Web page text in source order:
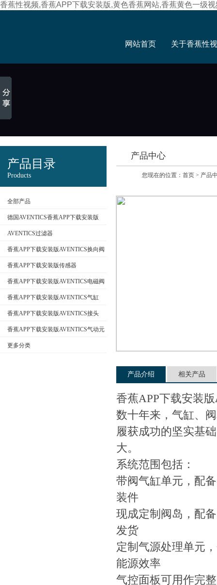
香蕉性视频,香蕉APP下载安装版,黄色香蕉网站,香蕉黄色一级视
网站首页 关于香蕉性
产品目录
Products
全部产品
德国AVENTICS香蕉APP下载安装版
AVENTICS过滤器
香蕉APP下载安装版AVENTICS换向阀
香蕉APP下载安装版传感器
香蕉APP下载安装版AVENTICS电磁阀
香蕉APP下载安装版AVENTICS气缸
香蕉APP下载安装版AVENTICS接头
香蕉APP下载安装版AVENTICS气动元
更多分类
产品中心
您现在的位置： 首页 > 产品
产品介绍 相关产品
香蕉APP下载安装版
数十年来，气缸
履获成功的坚实基础
大。
系统范围包括：
带阀气缸单元，
装件
现成定制阀岛，配
发货
定制气源处理单元
能源效率
气控面板可用作完整